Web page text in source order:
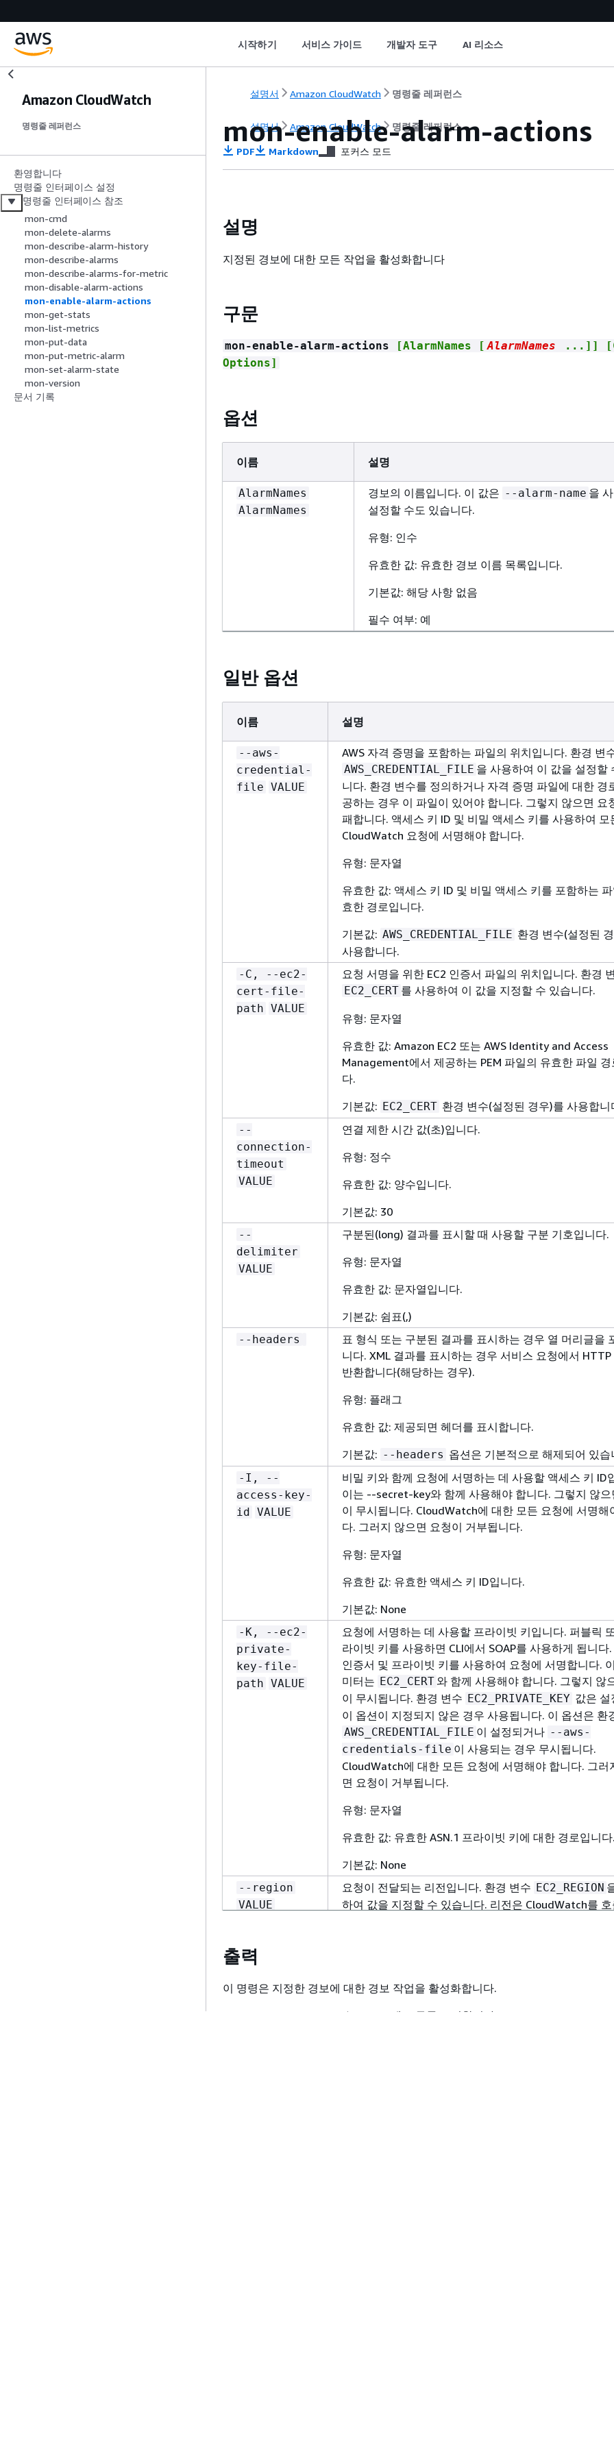
시작하기 서비스 가이드 개발자 도구 AI 리소스
Amazon CloudWatch
명령줄 레퍼런스
환영합니다
명령줄 인터페이스 설정
명령줄 인터페이스 참조
mon-cmd
mon-delete-alarms
mon-describe-alarm-history
mon-describe-alarms
mon-describe-alarms-for-metric
mon-disable-alarm-actions
mon-enable-alarm-actions
mon-get-stats
mon-list-metrics
mon-put-data
mon-put-metric-alarm
mon-set-alarm-state
mon-version
문서 기록
설명서 Amazon CloudWatch 명령줄 레퍼런스
설명서 Amazon CloudWatch 명령줄 레퍼런스
mon-enable-alarm-actions
PDF Markdown 포커스 모드
설명
지정된 경보에 대한 모든 작업을 활성화합니다
구문
mon-enable-alarm-actions [AlarmNames [ AlarmNames
...]]
Options]
옵션
이름 설명
AlarmNames
AlarmNames
경보의 이름입니다. 이 값은 --alarm-name 을
설정할 수도 있습니다.
유형: 인수
유효한 값: 유효한 경보 이름 목록입니다.
기본값: 해당 사항 없음
필수 여부: 예
일반 옵션
이름 설명
--aws-
credential-
file VALUE
AWS 자격 증명을 포함하는 파일의 위치입니다. 환경 변
AWS_CREDENTIAL_FILE 을 사용하여 이 값을 설정할
니다. 환경 변수를 정의하거나 자격 증명 파일에 대한 경
공하는 경우 이 파일이 있어야 합니다. 그렇지 않으면 요
패합니다. 액세스 키 ID 및 비밀 액세스 키를 사용하여 모
CloudWatch 요청에 서명해야 합니다.
유형: 문자열
유효한 값: 액세스 키 ID 및 비밀 액세스 키를 포함하는
효한 경로입니다.
기본값: AWS_CREDENTIAL_FILE 환경 변수(설정된
사용합니다.
-C, --ec2-
cert-file-
path VALUE
요청 서명을 위한 EC2 인증서 파일의 위치입니다. 환경
EC2_CERT 를 사용하여 이 값을 지정할 수 있습니다.
유형: 문자열
유효한 값: Amazon EC2 또는 AWS Identity and Access
Management에서 제공하는 PEM 파일의 유효한 파일 경
다.
기본값: EC2_CERT 환경 변수(설정된 경우)를 사용합니
--
connection-
timeout
VALUE
연결 제한 시간 값(초)입니다.
유형: 정수
유효한 값: 양수입니다.
기본값: 30
--
delimiter
VALUE
구분된(long) 결과를 표시할 때 사용할 구분 기호입니다.
유형: 문자열
유효한 값: 문자열입니다.
기본값: 쉼표(,)
--headers
표 형식 또는 구분된 결과를 표시하는 경우 열 머리글을
니다. XML 결과를 표시하는 경우 서비스 요청에서 HTTP
반환합니다(해당하는 경우).
유형: 플래그
유효한 값: 제공되면 헤더를 표시합니다.
기본값: --headers 옵션은 기본적으로 해제되어 있습
-I, --
access-key-
id VALUE
비밀 키와 함께 요청에 서명하는 데 사용할 액세스 키 ID
이는 --secret-key와 함께 사용해야 합니다. 그렇지 않으
이 무시됩니다. CloudWatch에 대한 모든 요청에 서명해
다. 그러지 않으면 요청이 거부됩니다.
유형: 문자열
유효한 값: 유효한 액세스 키 ID입니다.
기본값: None
-K, --ec2-
private-
key-file-
path VALUE
요청에 서명하는 데 사용할 프라이빗 키입니다. 퍼블릭
라이빗 키를 사용하면 CLI에서 SOAP를 사용하게 됩니다
인증서 및 프라이빗 키를 사용하여 요청에 서명합니다.
미터는 EC2_CERT 와 함께 사용해야 합니다. 그렇지 않
이 무시됩니다. 환경 변수 EC2_PRIVATE_KEY 값은 설
이 옵션이 지정되지 않은 경우 사용됩니다. 이 옵션은 환
AWS_CREDENTIAL_FILE 이 설정되거나 --aws-
credentials-file 이 사용되는 경우 무시됩니다.
CloudWatch에 대한 모든 요청에 서명해야 합니다. 그러
면 요청이 거부됩니다.
유형: 문자열
유효한 값: 유효한 ASN.1 프라이빗 키에 대한 경로입니다.
기본값: None
--region
VALUE
요청이 전달되는 리전입니다. 환경 변수 EC2_REGION
하여 값을 지정할 수 있습니다. 리전은 CloudWatch를
유효한 값: AWS 리전(예: us-east-1)입니다.
출력
이 명령은 지정한 경보에 대한 경보 작업을 활성화합니다.
Amazon CloudWatch CLI는 stderr에 오류를 표시합니다.